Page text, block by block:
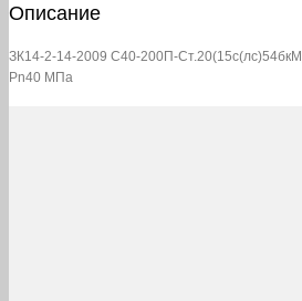
200П-
усиленное
бобышкой,
Описание
ЗК14-2-14-2009 С40-200П-
Pn40 МПа